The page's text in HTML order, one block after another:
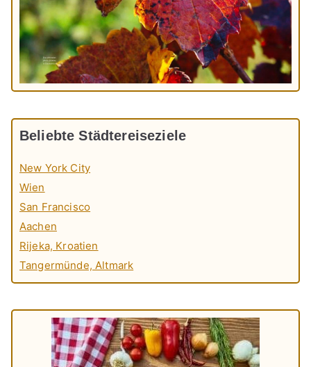
Beliebte Städtereiseziele
New York City
Wien
San Francisco
Aachen
Rijeka, Kroatien
Tangermünde, Altmark